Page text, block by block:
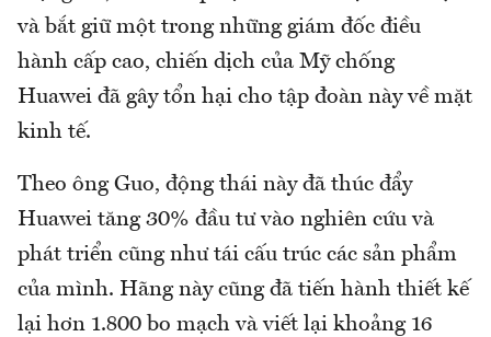
và bắt giữ một trong những giám đốc điều
hành cấp cao, chiến dịch của Mỹ chống
Huawei đã gây tổn hại cho tập đoàn này về mặt
kinh tế.
Theo ông Guo, động thái này đã thúc đẩy
Huawei tăng 30% đầu tư vào nghiên cứu và
phát triển cũng như tái cấu trúc các sản phẩm
của mình. Hãng này cũng đã tiến hành thiết kế
lại hơn 1.800 bo mạch và viết lại khoảng 16